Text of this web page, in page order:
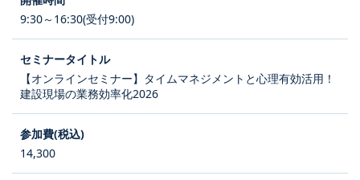
9:30～16:30(受付9:00)
【オンラインセミナー】タイムマネジメントと心理有効活用！
建設現場の業務効率化2026
14,300